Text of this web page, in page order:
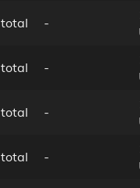
total -
total -
total -
total -